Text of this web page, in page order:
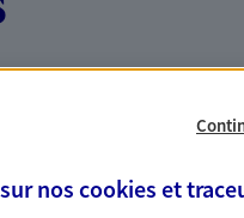
les
nos cookies et